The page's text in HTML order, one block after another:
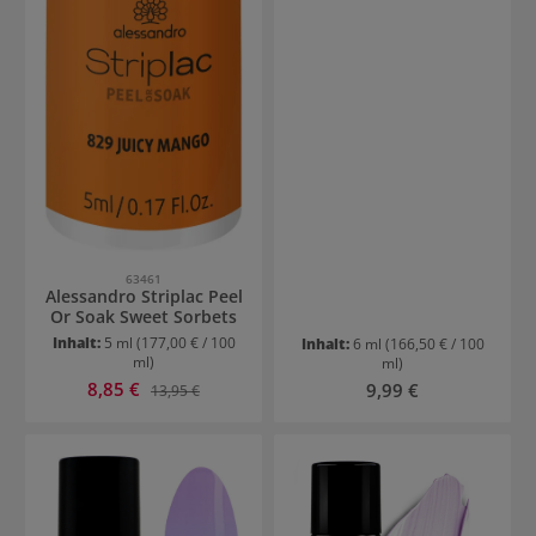
63461
Alessandro Striplac Peel
Or Soak Sweet Sorbets
Inhalt: 5 ml (177,00 € / 100
ml)
Verkaufspreis:
8,85 € Regulärer Preis:
13,95 €
Inhalt: 6 ml (166,50 € / 100
ml)
Regulärer Preis:
9,99 €